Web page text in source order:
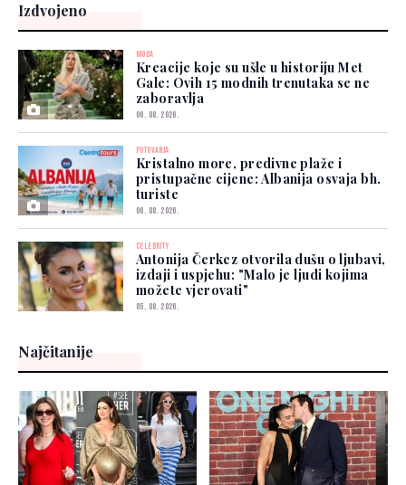
Izdvojeno
MODA
Kreacije koje su ušle u historiju Met
Gale: Ovih 15 modnih trenutaka se ne
zaboravlja
06. 08. 2026.
PUTOVANJA
Kristalno more, predivne plaže i
pristupačne cijene: Albanija osvaja bh.
turiste
06. 08. 2026.
CELEBRITY
Antonija Čerkez otvorila dušu o ljubavi,
izdaji i uspjehu: "Malo je ljudi kojima
možete vjerovati"
05. 08. 2026.
Najčitanije